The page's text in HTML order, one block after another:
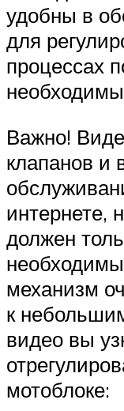
удобны в
для
процессах
Важно!
клапанов и
интернете,
должен
механизм
к
видео вы
мотоблоке: